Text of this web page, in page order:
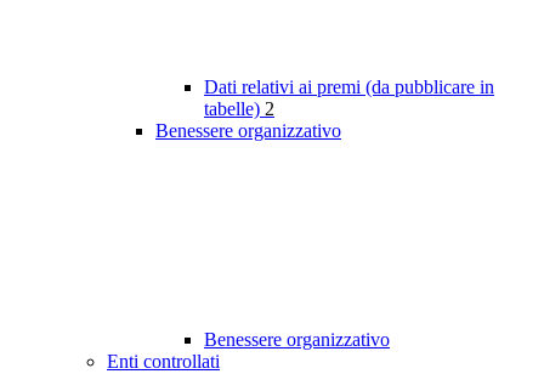
Dati relativi ai premi (da pubblicare in
tabelle) 2
Benessere organizzativo
Benessere organizzativo
Enti controllati